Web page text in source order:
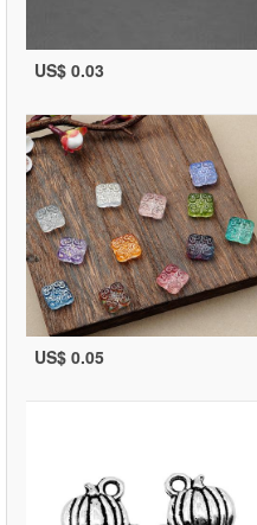
US$ 0.03
US$ 0.05